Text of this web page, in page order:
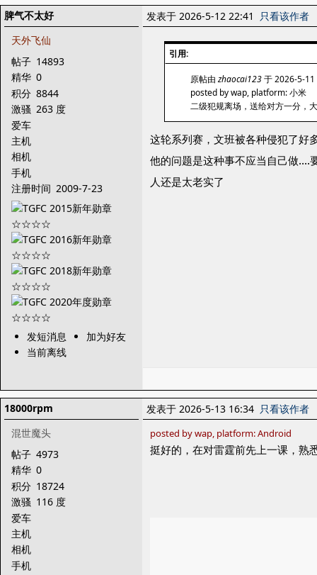
脾气不太好
天外飞仙
帖子 14893
精华 0
积分 8844
激骚 263 度
爱车
主机
相机
手机
注册时间 2009-7-23
发短消息
加为好友
当前离线
发表于 2026-5-12 22:41 只看该作者
引用:
原帖由 zhaocai123于 2026-5-
posted by wap, platform: 小米
二级犯规离场，送给对方一分，
这轮系列赛，文班被各种侵犯了好
他的问题是这种事不应当自己做....
人还是太老实了
18000rpm
混世魔头
帖子 4973
精华 0
积分 18724
激骚 116 度
爱车
主机
相机
手机
发表于 2026-5-13 16:34 只看该作者
posted by wap, platform: Android
挺好的，在对雷霆前先上一课，熟